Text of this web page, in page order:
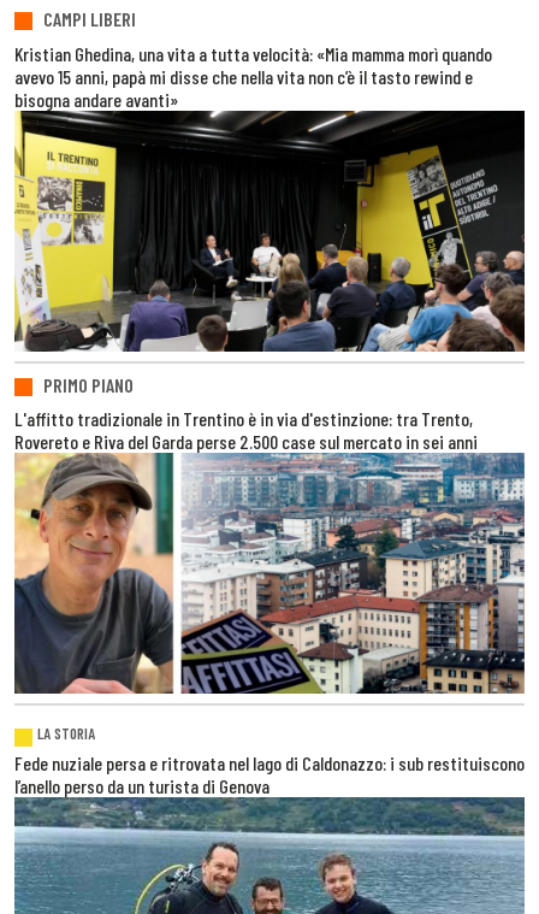
CAMPI LIBERI
Kristian Ghedina, una vita a tutta velocità: «Mia mamma morì quando
avevo 15 anni, papà mi disse che nella vita non c’è il tasto rewind e
bisogna andare avanti»
PRIMO PIANO
L'affitto tradizionale in Trentino è in via d'estinzione: tra Trento,
Rovereto e Riva del Garda perse 2.500 case sul mercato in sei anni
LA STORIA
Fede nuziale persa e ritrovata nel lago di Caldonazzo: i sub restituiscono
l’anello perso da un turista di Genova